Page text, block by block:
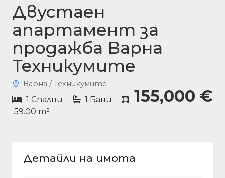
Двустаен
апартамент за
продажба Варна
Техникумите
155,000 €
Варна / Техникумите
1 Спални
1 Бани
59.00 m²
Детайли на имота